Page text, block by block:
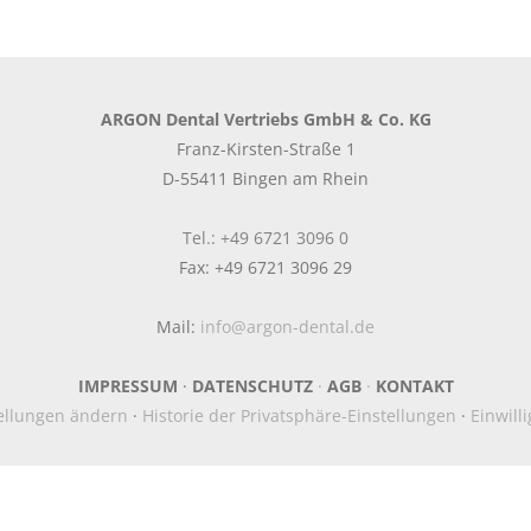
ARGON Dental Vertriebs GmbH & Co. KG
Franz-Kirsten-Straße 1
D-55411 Bingen am Rhein
Tel.: +49 6721 3096 0
Fax: +49 6721 3096 29
Mail: info@argon-dental.de
IMPRESSUM · DATENSCHUTZ· AGB· KONTAKT
ändern · Historie der Privatsphäre-Einstellungen ·